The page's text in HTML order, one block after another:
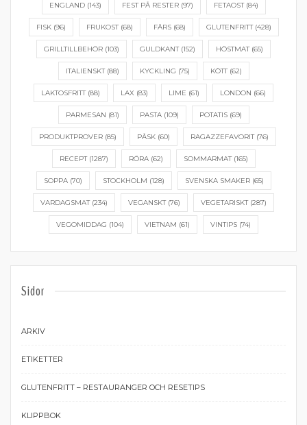
ENGLAND(143) FEST PÅ RESTER(97) FETAOST(84)
FISK(96) FRUKOST(68) FÄRS(68) GLUTENFRITT(428)
GRILLTILLBEHÖR (103) GULDKANT(152) HÖSTMAT(65)
ITALIENSKT(88) KYCKLING (75) KÖTT(62)
LAKTOSFRITT(88) LAX (83) LIME (61) LONDON (66)
PARMESAN (81) PASTA(109) POTATIS(69)
PRODUKTPROVER(85) PÅSK(60) RAGAZZEFAVORIT(76)
RECEPT(1287) RÖRA(62) SOMMARMAT(165)
SOPPA(70) STOCKHOLM (128) SVENSKA SMAKER(65)
VARDAGSMAT(234) VEGANSKT(76) VEGETARISKT(287)
VEGOMIDDAG (104) VIETNAM (61) VINTIPS (74)
Sidor
ARKIV
ETIKETTER
GLUTENFRITT – RESTAURANGER OCH RESETIPS
KLIPPBOK